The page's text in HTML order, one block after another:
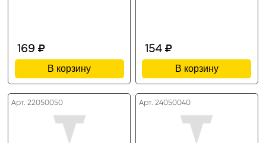
169
В корзину
154
В корзину
Арт. 22050050 Арт. 24050040